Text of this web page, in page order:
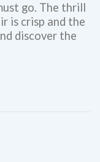
go. The thrill
is crisp and the
discover the